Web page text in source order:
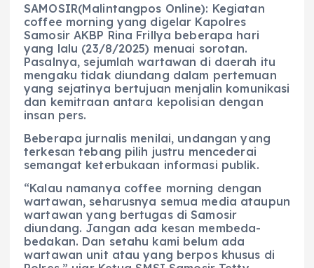
SAMOSIR(Malintangpos Online): Kegiatan
coffee morning yang digelar Kapolres
Samosir AKBP Rina Frillya beberapa hari
yang lalu (23/8/2025) menuai sorotan.
Pasalnya, sejumlah wartawan di daerah itu
mengaku tidak diundang dalam pertemuan
yang sejatinya bertujuan menjalin komunikasi
dan kemitraan antara kepolisian dengan
insan pers.
Beberapa jurnalis menilai, undangan yang
terkesan tebang pilih justru mencederai
semangat keterbukaan informasi publik.
“Kalau namanya coffee morning dengan
wartawan, seharusnya semua media ataupun
wartawan yang bertugas di Samosir
diundang. Jangan ada kesan membeda-
bedakan. Dan setahu kami belum ada
wartawan unit atau yang berpos khusus di